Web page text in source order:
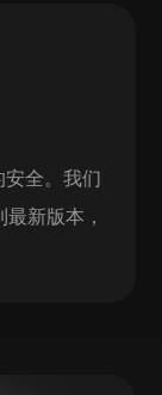
安全。我们
新版本，